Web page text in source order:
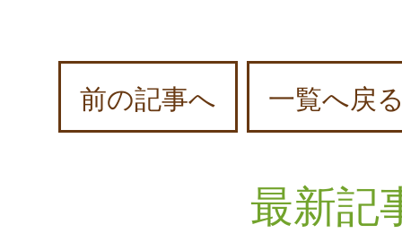
前の記事へ 一覧へ戻
最新記